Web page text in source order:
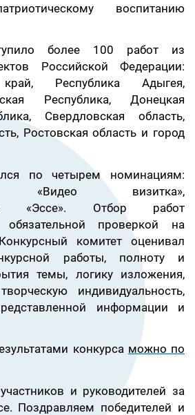
воспитанию
более 100 работ из
Российской Федерации:
край, Республика Адыгея,
Республика, Донецкая
Свердловская область,
Ростовская область и город
по четырем номинациям:
«Видео визитка»,
«Эссе». Отбор работ
проверкой на
комитет оценивал
работы, полноту и
темы, логику изложения,
индивидуальность,
информации и
конкурса можно по
и руководителей за
Поздравляем победителей и